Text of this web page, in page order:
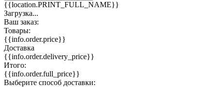
{{location.PRINT_FULL_NAME}}
Загрузка...
Ваш заказ:
Товары:
{{info.order.price}}
Доставка
{{info.order.delivery_price}}
Итого:
{{info.order.full_price}}
Выберите способ доставки: